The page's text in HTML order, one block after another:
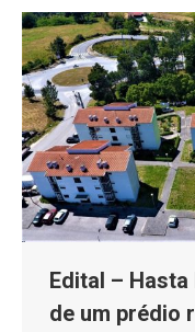
Edital –
de um prédio